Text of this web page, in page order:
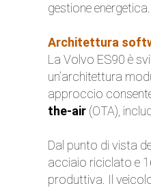
gestione energetica.
Architettura
La Volvo ES90 è
un’architettura
approccio
the-air (OTA),
Dal punto di vista
acciaio riciclato e
produttiva. Il